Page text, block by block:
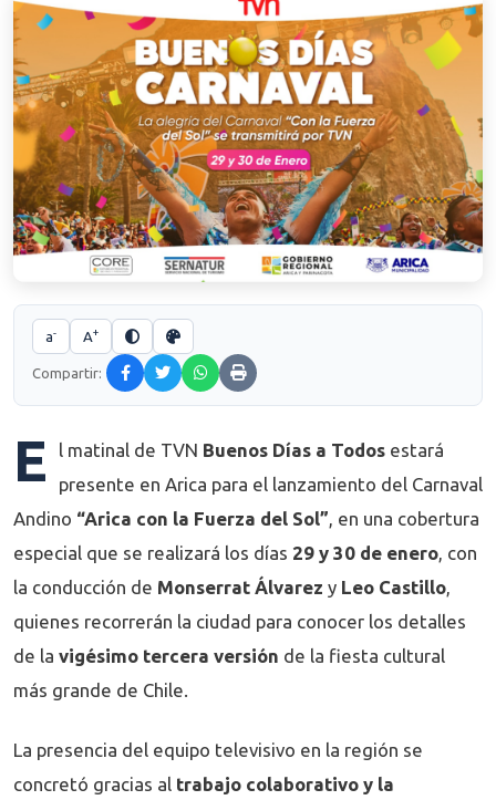
a- A+
Compartir:
E l matinal de TVN Buenos Días a Todos estará
presente en Arica para el lanzamiento del Carnaval
Andino “Arica con la Fuerza del Sol” , en una cobertura
especial que se realizará los días 29 y 30 de enero , con
la conducción de Monserrat Álvarez y Leo Castillo
quienes recorrerán la ciudad para conocer los detalles
de la vigésimo tercera versión de la fiesta cultural
más grande de Chile.
La presencia del equipo televisivo en la región se
concretó gracias al trabajo colaborativo y la